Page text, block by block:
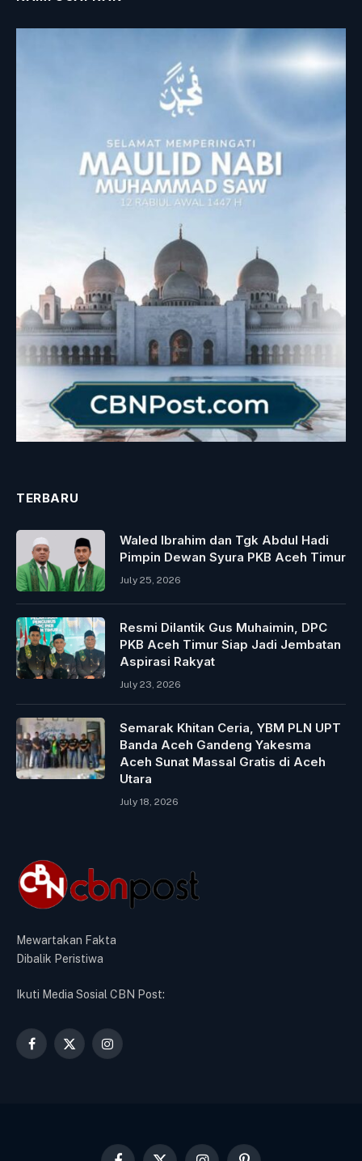
TERBARU
Waled Ibrahim dan Tgk Abdul Hadi
Pimpin Dewan Syura PKB Aceh Timur
July 25, 2026
Resmi Dilantik Gus Muhaimin, DPC
PKB Aceh Timur Siap Jadi Jembatan
Aspirasi Rakyat
July 23, 2026
Semarak Khitan Ceria, YBM PLN UPT
Banda Aceh Gandeng Yakesma
Aceh Sunat Massal Gratis di Aceh
Utara
July 18, 2026
Mewartakan Fakta
Dibalik Peristiwa
Ikuti Media Sosial CBN Post:
Facebook
X
Instagram